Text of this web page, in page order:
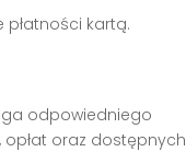
kartą.
odpowiedniego
oraz dostępnych